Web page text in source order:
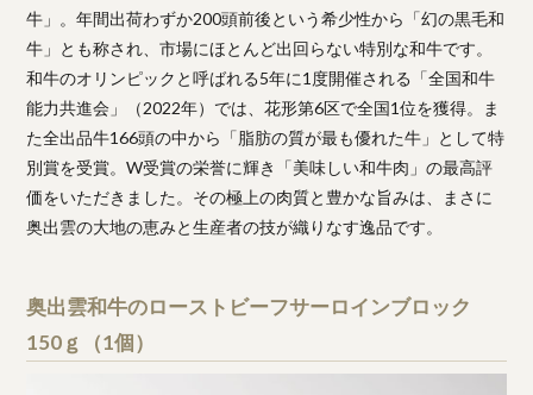
牛」。年間出荷わずか200頭前後という希少性から「幻の黒毛和
牛」とも称され、市場にほとんど出回らない特別な和牛です。
和牛のオリンピックと呼ばれる5年に1度開催される「全国和牛
能力共進会」（2022年）では、花形第6区で全国1位を獲得。ま
た全出品牛166頭の中から「脂肪の質が最も優れた牛」として特
別賞を受賞。W受賞の栄誉に輝き「美味しい和牛肉」の最高評
価をいただきました。その極上の肉質と豊かな旨みは、まさに
奥出雲の大地の恵みと生産者の技が織りなす逸品です。
奥出雲和牛のローストビーフサーロインブロック
150ｇ（1個）